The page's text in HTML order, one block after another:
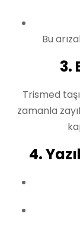
Bu
3.
Trismed
zamanla
4.